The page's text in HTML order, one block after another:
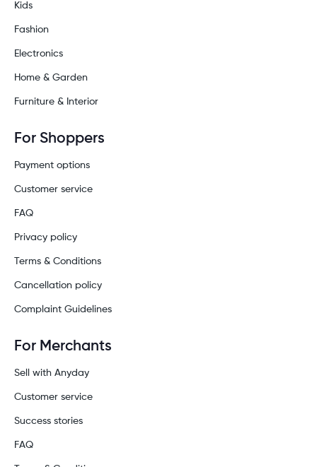
Kids
Fashion
Electronics
Home & Garden
Furniture & Interior
For Shoppers
Payment options
Customer service
FAQ
Privacy policy
Terms & Conditions
Cancellation policy
Complaint Guidelines
For Merchants
Sell with Anyday
Customer service
Success stories
FAQ